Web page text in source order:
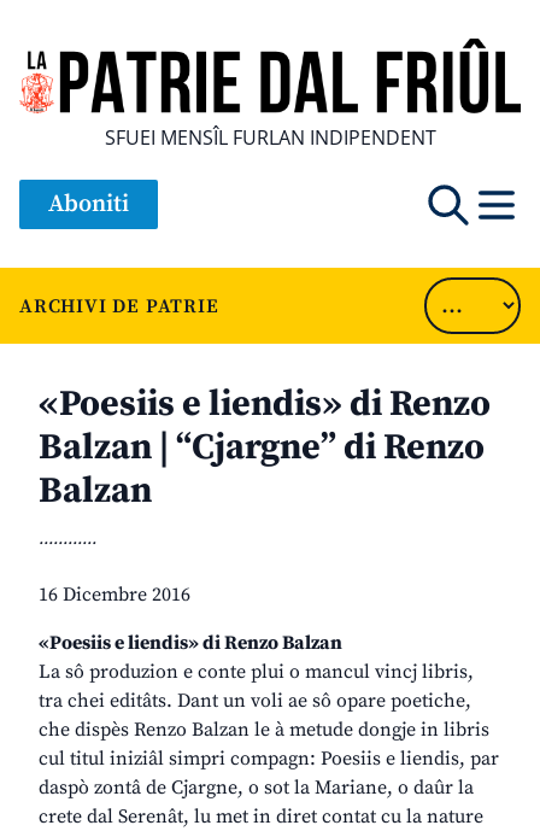
SFUEI MENSÎL FURLAN INDIPENDENT
Aboniti
ARCHIVI DE PATRIE
«Poesiis e liendis» di Renzo
Balzan | “Cjargne” di Renzo
Balzan
............
16 Dicembre 2016
«Poesiis e liendis» di Renzo Balzan
La sô produzion e conte plui o mancul vincj libris,
tra chei editâts. Dant un voli ae sô opare poetiche,
che dispès Renzo Balzan le à metude dongje in libris
cul titul iniziâl simpri compagn: Poesiis e liendis, par
daspò zontâ de Cjargne, o sot la Mariane, o daûr la
crete dal Serenât, lu met in diret contat cu la nature